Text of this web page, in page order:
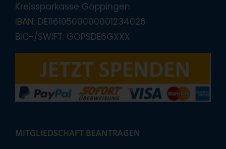
Kreissparkasse Göppingen
IBAN: DE11610500000001234026
BIC-/SWIFT: GOPSDE6GXXX
MITGLIEDSCHAFT BEANTRAGEN